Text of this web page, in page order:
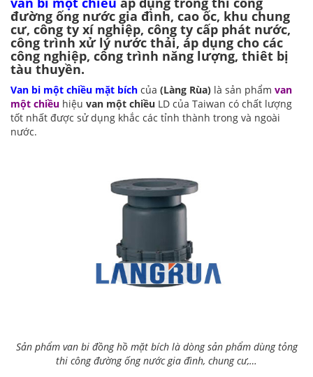
đường ống nước gia đình, cao ốc, khu chung
cư, công ty xí nghiệp, công ty cấp phát nước,
công trình xử lý nước thải, áp dụng cho các
công nghiệp, công trình năng lượng, thiêt bị
tàu thuyền.
Van bi một chiều mặt bích của (Làng Rùa) là sản phẩm van
một chiều hiệu van một chiều LD của Taiwan có chất lượng
tốt nhất được sử dụng khắc các tỉnh thành trong và ngoài
nước.
Sản phẩm van bi đồng hồ mặt bích là dòng sản phẩm dùng tỏng
thi công đường ống nước gia đình, chung cư,…